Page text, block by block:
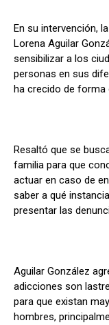
En su intervención,
Lorena Aguilar
sensibilizar a los
personas en sus
ha crecido de forma
Resaltó que se
familia para que
actuar en caso de
saber a qué
presentar las
Aguilar González
adicciones son
para que existan
hombres,